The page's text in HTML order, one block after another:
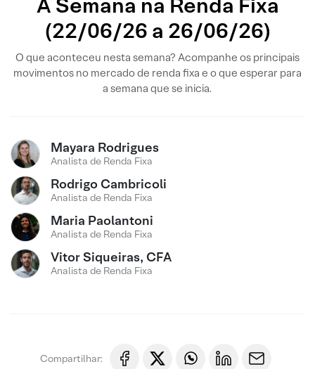
A Semana na Renda Fixa
(22/06/26 a 26/06/26)
O que aconteceu nesta semana? Acompanhe os principais
movimentos no mercado de renda fixa e o que esperar para
a semana que se inicia.
Mayara Rodrigues
Analista de Renda Fixa
Rodrigo Cambricoli
Analista de Renda Fixa
Maria Paolantoni
Analista de Renda Fixa
Vitor Siqueiras, CFA
Analista de Renda Fixa
Compartilhar: